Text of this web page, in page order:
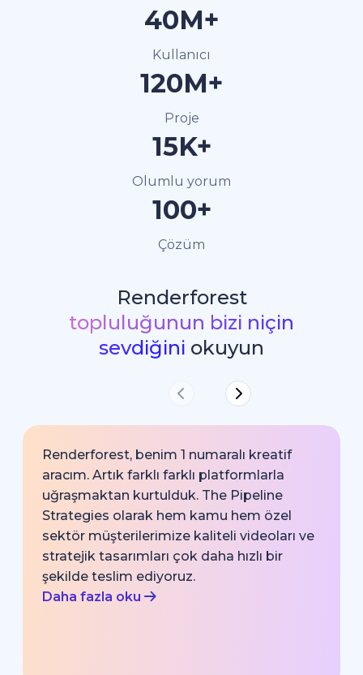
40M+
Kullanıcı
120M+
Proje
15K+
Olumlu yorum
100+
Çözüm
Renderforest
topluluğunun bizi niçin
sevdiğini okuyun
Renderforest, benim 1 numaralı kreatif
aracım. Artık farklı farklı platformlarla
uğraşmaktan kurtulduk. The Pipeline
Strategies olarak hem kamu hem özel
sektör müşterilerimize kaliteli videoları ve
stratejik tasarımları çok daha hızlı bir
şekilde teslim ediyoruz.
Daha fazla oku